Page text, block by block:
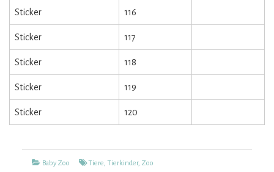
Sticker 116
Sticker 117
Sticker 118
Sticker 119
Sticker 120
Kategorien
Baby Zoo TagsTiere,Tierkinder, Zoo